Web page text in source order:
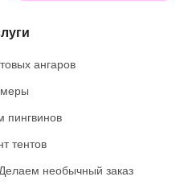
ангаров
пингвинов
тентов
необычный заказ